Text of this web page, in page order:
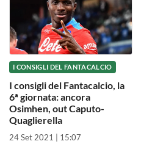
I CONSIGLI DEL FANTACALCIO
I consigli del Fantacalcio, la
6ª giornata: ancora
Osimhen, out Caputo-
Quaglierella
24 Set 2021 | 15:07